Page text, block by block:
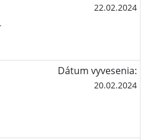
22.02.2024
Dátum vyvesenia:
20.02.2024